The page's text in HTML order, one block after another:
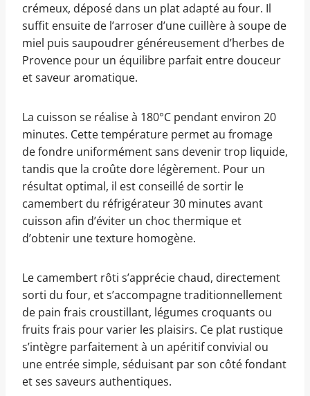
crémeux, déposé dans un plat adapté au four. Il
suffit ensuite de l’arroser d’une cuillère à soupe de
miel puis saupoudrer généreusement d’herbes de
Provence pour un équilibre parfait entre douceur
et saveur aromatique.
La cuisson se réalise à 180°C pendant environ 20
minutes. Cette température permet au fromage
de fondre uniformément sans devenir trop liquide,
tandis que la croûte dore légèrement. Pour un
résultat optimal, il est conseillé de sortir le
camembert du réfrigérateur 30 minutes avant
cuisson afin d’éviter un choc thermique et
d’obtenir une texture homogène.
Le camembert rôti s’apprécie chaud, directement
sorti du four, et s’accompagne traditionnellement
de pain frais croustillant, légumes croquants ou
fruits frais pour varier les plaisirs. Ce plat rustique
s’intègre parfaitement à un apéritif convivial ou
une entrée simple, séduisant par son côté fondant
et ses saveurs authentiques.